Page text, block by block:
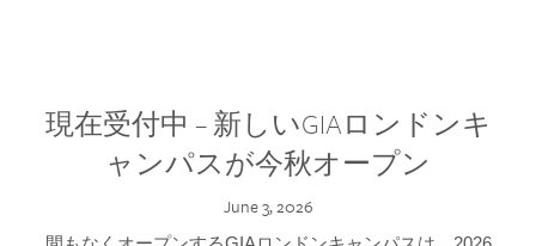
現在受付中 – 新しいGIAロンドンキ
ャンパスが今秋オープン
June 3, 2026